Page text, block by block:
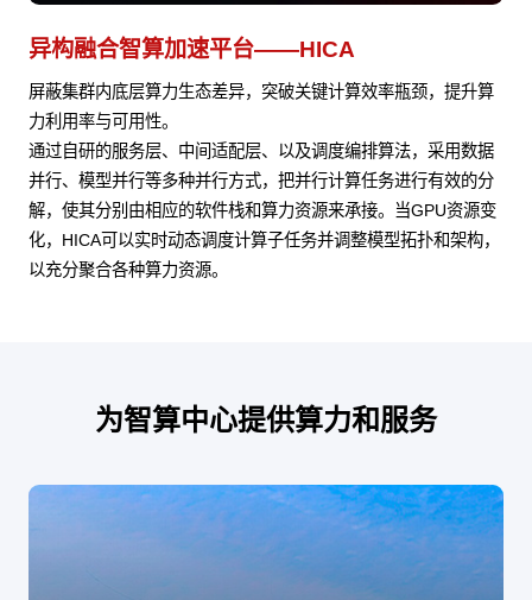
异构融合智算加速平台——HICA
屏蔽集群内底层算力生态差异，突破关键计算效率瓶颈，提升算
力利用率与可用性。
通过自研的服务层、中间适配层、以及调度编排算法，采用数据
并行、模型并行等多种并行方式，把并行计算任务进行有效的分
解，使其分别由相应的软件栈和算力资源来承接。当GPU资源变
化，HICA可以实时动态调度计算子任务并调整模型拓扑和架构，
以充分聚合各种算力资源。
为智算中心提供算力和服务